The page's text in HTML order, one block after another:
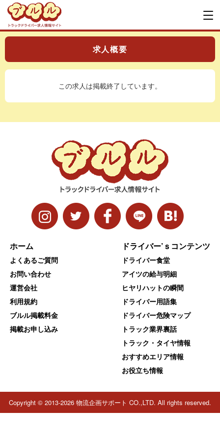
求人概要
この求人は掲載終了しています。
ホーム
よくあるご質問
お問い合わせ
運営会社
利用規約
ブルル掲載料金
掲載お申し込み
ドライバー’ｓコンテンツ
ドライバー食堂
アイツの給与明細
ヒヤリハットの瞬間
ドライバー用語集
ドライバー危険マップ
トラック業界裏話
トラック・タイヤ情報
おすすめエリア情報
お役立ち情報
Copyright © 2013-2026 物流企画サポート CO.,LTD. All rights reserved.